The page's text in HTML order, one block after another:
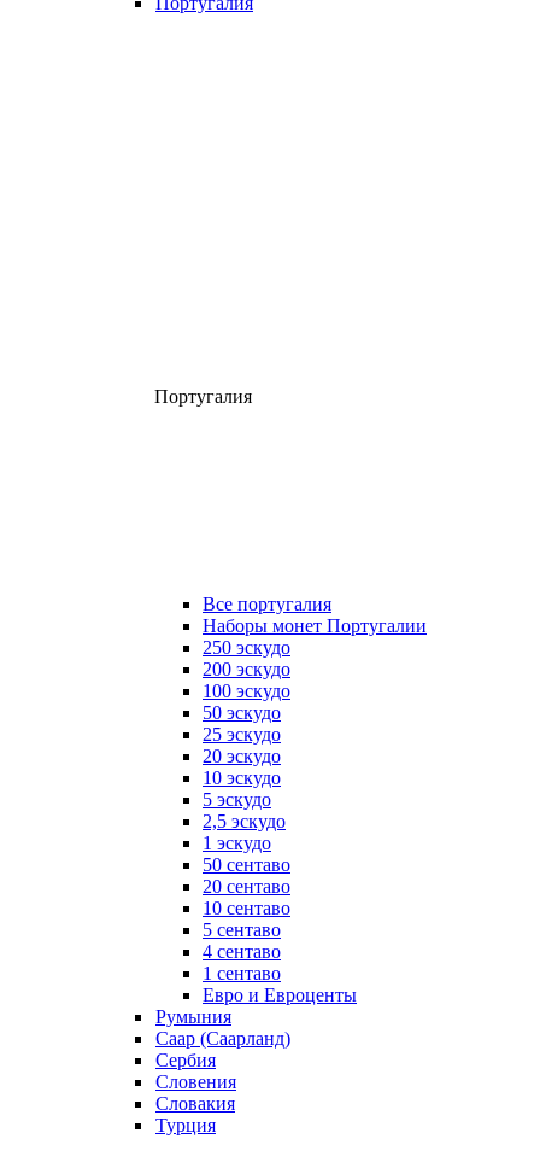
Португалия
Все португалия
Наборы монет Португалии
250 эскудо
200 эскудо
100 эскудо
50 эскудо
25 эскудо
20 эскудо
10 эскудо
5 эскудо
2,5 эскудо
1 эскудо
50 сентаво
20 сентаво
10 сентаво
5 сентаво
4 сентаво
1 сентаво
Евро и Евроценты
Румыния
Саар (Саарланд)
Сербия
Словения
Словакия
Турция